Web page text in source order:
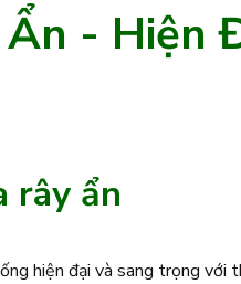
Ẩn - Hiện
rây ẩn
hiện đại và sang trọng với